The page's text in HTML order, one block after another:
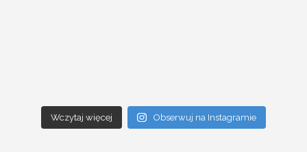
Wczytaj więcej Obserwuj na Instagramie